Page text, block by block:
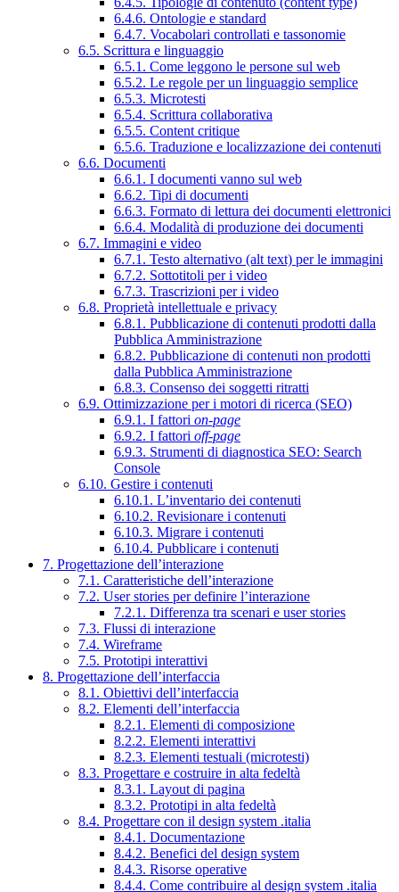
6.4.6. Ontologie e standard
6.4.7. Vocabolari controllati e tassonomie
6.5. Scrittura e linguaggio
6.5.1. Come leggono le persone sul web
6.5.2. Le regole per un linguaggio semplice
6.5.3. Microtesti
6.5.4. Scrittura collaborativa
6.5.5. Content critique
6.5.6. Traduzione e localizzazione dei contenuti
6.6. Documenti
6.6.1. I documenti vanno sul web
6.6.2. Tipi di documenti
6.6.3. Formato di lettura dei documenti elettronici
6.6.4. Modalità di produzione dei documenti
6.7. Immagini e video
6.7.1. Testo alternativo (alt text) per le immagini
6.7.2. Sottotitoli per i video
6.7.3. Trascrizioni per i video
6.8. Proprietà intellettuale e privacy
6.8.1. Pubblicazione di contenuti prodotti dalla
Pubblica Amministrazione
6.8.2. Pubblicazione di contenuti non prodotti
dalla Pubblica Amministrazione
6.8.3. Consenso dei soggetti ritratti
6.9. Ottimizzazione per i motori di ricerca (SEO)
6.9.1. I fattori on-page
6.9.2. I fattori off-page
6.9.3. Strumenti di diagnostica SEO: Search
Console
6.10. Gestire i contenuti
6.10.1. L’inventario dei contenuti
6.10.2. Revisionare i contenuti
6.10.3. Migrare i contenuti
6.10.4. Pubblicare i contenuti
7. Progettazione dell’interazione
7.1. Caratteristiche dell’interazione
7.2. User stories per definire l’interazione
7.2.1. Differenza tra scenari e user stories
7.3. Flussi di interazione
7.4. Wireframe
7.5. Prototipi interattivi
8. Progettazione dell’interfaccia
8.1. Obiettivi dell’interfaccia
8.2. Elementi dell’interfaccia
8.2.1. Elementi di composizione
8.2.2. Elementi interattivi
8.2.3. Elementi testuali (microtesti)
8.3. Progettare e costruire in alta fedeltà
8.3.1. Layout di pagina
8.3.2. Prototipi in alta fedeltà
8.4. Progettare con il design system .italia
8.4.1. Documentazione
8.4.2. Benefici del design system
8.4.3. Risorse operative
8.4.4. Come contribuire al design system .italia